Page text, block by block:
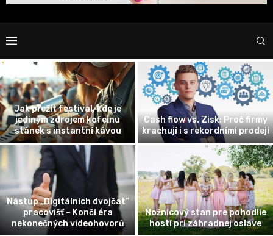
Jak přežít festival, kde je
jediným zdrojem kofeinu
stánek s instantní kávou
Cash flow vs. Zisk: Proč firmy
krachují i s rekordními prodeji
Nástup „Digitálních dvojčat“
pracovišť – Končí éra
nekonečných videohovorů
Nožnicový stan pre pohodlie
hostí pri záhradnej oslave